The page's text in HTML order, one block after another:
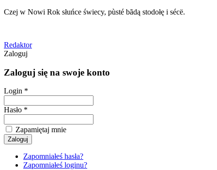
Czej w Nowi Rok słuńce świecy, pùsté bãdą stodołę i sécë.
Redaktor
Zaloguj
Zaloguj się na swoje konto
Login *
Hasło *
Zapamiętaj mnie
Zapomniałeś hasła?
Zapomniałeś loginu?